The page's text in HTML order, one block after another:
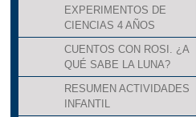
EXPERIMENTOS DE
CIENCIAS 4 AÑOS
CUENTOS CON ROSI. ¿A
QUÉ SABE LA LUNA?
RESUMEN ACTIVIDADES
INFANTIL